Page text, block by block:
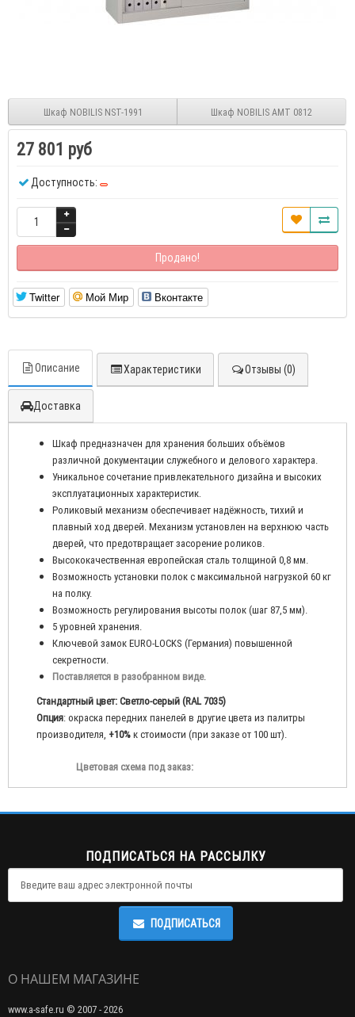
Шкаф NOBILIS NST-1991 Шкаф NOBILIS АМТ 0812
27 801 руб
Доступность:
Продано!
Twitter Мой Мир Вконтакте
Описание Характеристики Отзывы (0)
Доставка
Шкаф предназначен для хранения больших объёмов
различной документации служебного и делового характера.
Уникальное сочетание привлекательного дизайна и высоких
эксплуатационных характеристик.
Роликовый механизм обеспечивает надёжность, тихий и
плавный ход дверей. Механизм установлен на верхнюю часть
дверей, что предотвращает засорение роликов.
Высококачественная европейская сталь толщиной 0,8 мм.
Возможность установки полок с максимальной нагрузкой 60 кг
на полку.
Возможность регулирования высоты полок (шаг 87,5 мм).
5 уровней хранения.
Ключевой замок EURO-LOCKS (Германия) повышенной
секретности.
Поставляется в разобранном виде.
Стандартный цвет: Светло-серый (RAL 7035)
Опция: окраска передних панелей в другие цвета из палитры
производителя, +10%к стоимости (при заказе от 100 шт).
Цветовая схема под заказ:
ПОДПИСАТЬСЯ НА РАССЫЛКУ
ПОДПИСАТЬСЯ
О НАШЕМ МАГАЗИНЕ
www.a-safe.ru © 2007 - 2026